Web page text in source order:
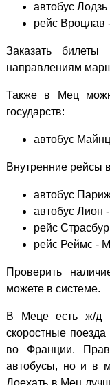
автобус
рейс Вроцлав
Заказать
направлениям
Также в Мец
государств:
автобус
Внутренние рейсы
автобус
автобус Лион
рейс
рейс Реймс -
Проверить
можете в системе.
В Меце есть ж/д
скоростные
во Франции.
автобусы, но и в